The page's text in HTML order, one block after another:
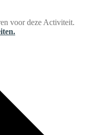
voor deze Activiteit.